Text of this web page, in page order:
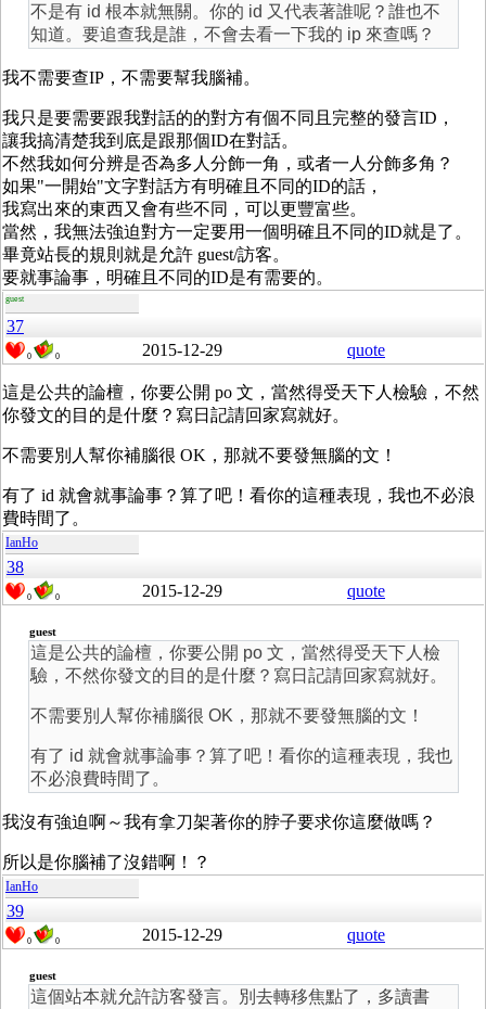
不是有 id 根本就無關。你的 id 又代表著誰呢？誰也不
知道。要追查我是誰，不會去看一下我的 ip 來查嗎？
我不需要查IP，不需要幫我腦補。
我只是要需要跟我對話的的對方有個不同且完整的發言ID，
讓我搞清楚我到底是跟那個ID在對話。
不然我如何分辨是否為多人分飾一角，或者一人分飾多角？
如果"一開始"文字對話方有明確且不同的ID的話，
我寫出來的東西又會有些不同，可以更豐富些。
當然，我無法強迫對方一定要用一個明確且不同的ID就是了。
畢竟站長的規則就是允許 guest/訪客。
要就事論事，明確且不同的ID是有需要的。
guest
37
0 0 2015-12-29 quote
這是公共的論檀，你要公開 po 文，當然得受天下人檢驗，不然
你發文的目的是什麼？寫日記請回家寫就好。
不需要別人幫你補腦很 OK，那就不要發無腦的文！
有了 id 就會就事論事？算了吧！看你的這種表現，我也不必浪
費時間了。
IanHo
38
0 0 2015-12-29 quote
guest
這是公共的論檀，你要公開 po 文，當然得受天下人檢
驗，不然你發文的目的是什麼？寫日記請回家寫就好。
不需要別人幫你補腦很 OK，那就不要發無腦的文！
有了 id 就會就事論事？算了吧！看你的這種表現，我也
不必浪費時間了。
我沒有強迫啊～我有拿刀架著你的脖子要求你這麼做嗎？
所以是你腦補了沒錯啊！？
IanHo
39
0 0 2015-12-29 quote
guest
這個站本就允許訪客發言。別去轉移焦點了，多讀書